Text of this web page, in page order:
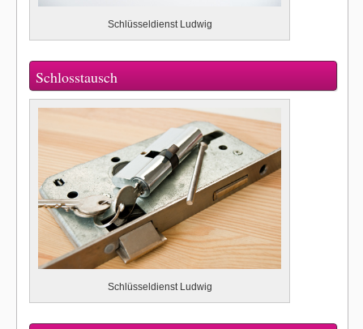
Schlüsseldienst Ludwig
Schlosstausch
Schlüsseldienst Ludwig